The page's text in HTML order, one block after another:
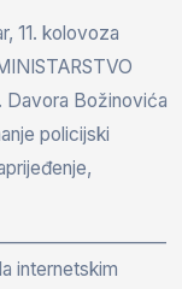
11. kolovoza
Božinovića
policijski
internetskim